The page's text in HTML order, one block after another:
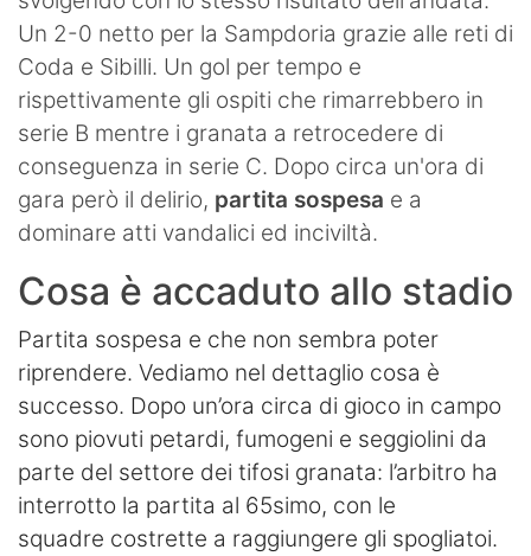
Un 2-0 netto per la Sampdoria grazie alle reti di
Coda e Sibilli. Un gol per tempo e
rispettivamente gli ospiti che rimarrebbero in
serie B mentre i granata a retrocedere di
conseguenza in serie C. Dopo circa un'ora di
gara però il delirio, partita sospesa e a
dominare atti vandalici ed inciviltà.
Cosa è accaduto allo stadio
Partita sospesa e che non sembra poter
riprendere. Vediamo nel dettaglio cosa è
successo. Dopo un’ora circa di gioco in campo
sono piovuti petardi, fumogeni e seggiolini da
parte del settore dei tifosi granata: l’arbitro ha
interrotto la partita al 65simo, con le
squadre costrette a raggiungere gli spogliatoi.